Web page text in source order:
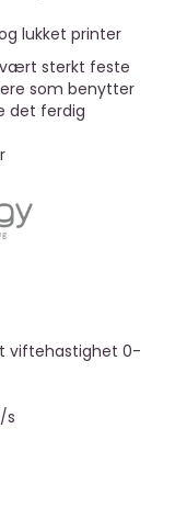
lukket printer
sterkt feste
som benytter
det ferdig
viftehastighet 0-
s